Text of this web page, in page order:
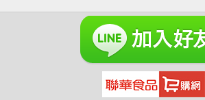
芥末 可樂果 可樂果 捲捲酥 粥
VA 萬歲牌 總匯點心包(42gx20包)
開心果 萬歲牌 禮盒 三角飯糰
蔓越梅 三角 杏仁